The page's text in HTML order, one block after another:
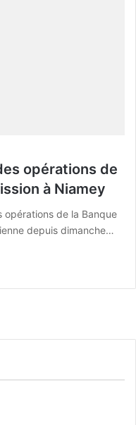
opérations de
à Niamey
opérations de la Banque
depuis dimanche…